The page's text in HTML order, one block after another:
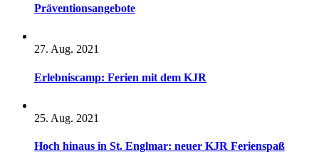
Präventionsangebote
27. Aug. 2021
Erlebniscamp: Ferien mit dem KJR
25. Aug. 2021
Hoch hinaus in St. Englmar: neuer KJR Ferienspaß